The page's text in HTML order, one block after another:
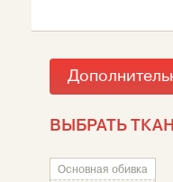
ВЫБРАТЬ
Основная обивка